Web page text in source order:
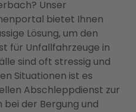
Unser
bietet Ihnen
Lösung, um den
für Unfallfahrzeuge in
sind oft stressig und
Situationen ist es
Abschleppdienst zur
bei der Bergung und